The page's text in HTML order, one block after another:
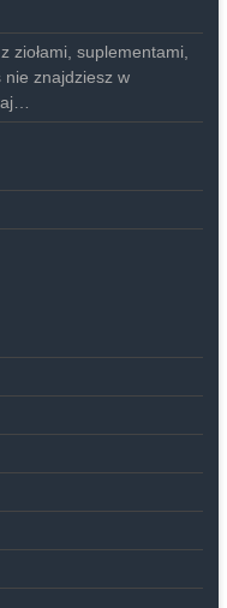
ziołami, suplementami,
nie znajdziesz w